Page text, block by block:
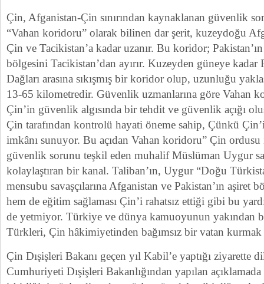
Çin, Afganistan-Çin sınırından kaynaklanan güvenlik
“Vahan koridoru” olarak bilinen dar şerit, kuzeydoğu
Çin ve Tacikistan’a kadar uzanır. Bu koridor;
bölgesini Tacikistan’dan ayırır. Kuzeyden güneye
Dağları arasına sıkışmış bir koridor olup, uzunluğu
13-65 kilometredir. Güvenlik uzmanlarına göre Vahan
Çin’in güvenlik algısında bir tehdit ve güvenlik açığı
Çin tarafından kontrolü hayati öneme sahip, Çünkü
imkânı sunuyor. Bu açıdan Vahan koridoru” Çin ordusu
güvenlik sorunu teşkil eden muhalif Müslüman Uygur
kolaylaştıran bir kanal. Taliban’ın, Uygur “Doğu
mensubu savaşçılarına Afganistan ve Pakistan’ın aşiret
hem de eğitim sağlaması Çin’i rahatsız ettiği gibi bu
de yetmiyor. Türkiye ve dünya kamuoyunun yakından
Türkleri, Çin hâkimiyetinden bağımsız bir vatan kurmak
Çin Dışişleri Bakanı geçen yıl Kabil’e yaptığı ziyarette
Cumhuriyeti Dışişleri Bakanlığından yapılan